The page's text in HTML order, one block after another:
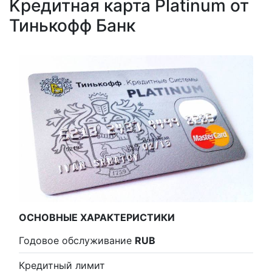
Kредитная карта Platinum от
Тинькофф Банк
ОСНОВНЫЕ ХАРАКТЕРИСТИКИ
Годовое обслуживание RUB
Кредитный лимит